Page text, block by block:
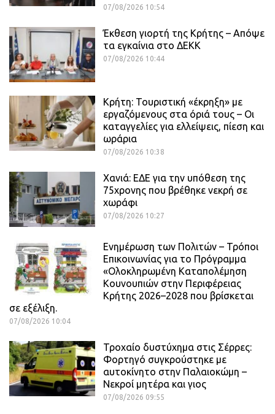
07/08/2026 10:54
Έκθεση γιορτή της Κρήτης – Απόψε
τα εγκαίνια στο ΔΕΚΚ
07/08/2026 10:44
Κρήτη: Τουριστική «έκρηξη» με
εργαζόμενους στα όριά τους – Οι
καταγγελίες για ελλείψεις, πίεση και
ωράρια
07/08/2026 10:38
Χανιά: ΕΔΕ για την υπόθεση της
75χρονης που βρέθηκε νεκρή σε
χωράφι
07/08/2026 10:27
Ενημέρωση των Πολιτών – Τρόποι
Επικοινωνίας για το Πρόγραμμα
«Ολοκληρωμένη Καταπολέμηση
Κουνουπιών στην Περιφέρειας
Κρήτης 2026–2028 που βρίσκεται
σε εξέλιξη.
07/08/2026 10:04
Τροχαίο δυστύχημα στις Σέρρες:
Φορτηγό συγκρούστηκε με
αυτοκίνητο στην Παλαιοκώμη –
Νεκροί μητέρα και γιος
07/08/2026 09:55